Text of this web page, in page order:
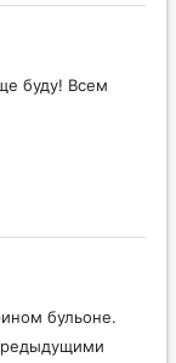
буду! Всем
бульоне.